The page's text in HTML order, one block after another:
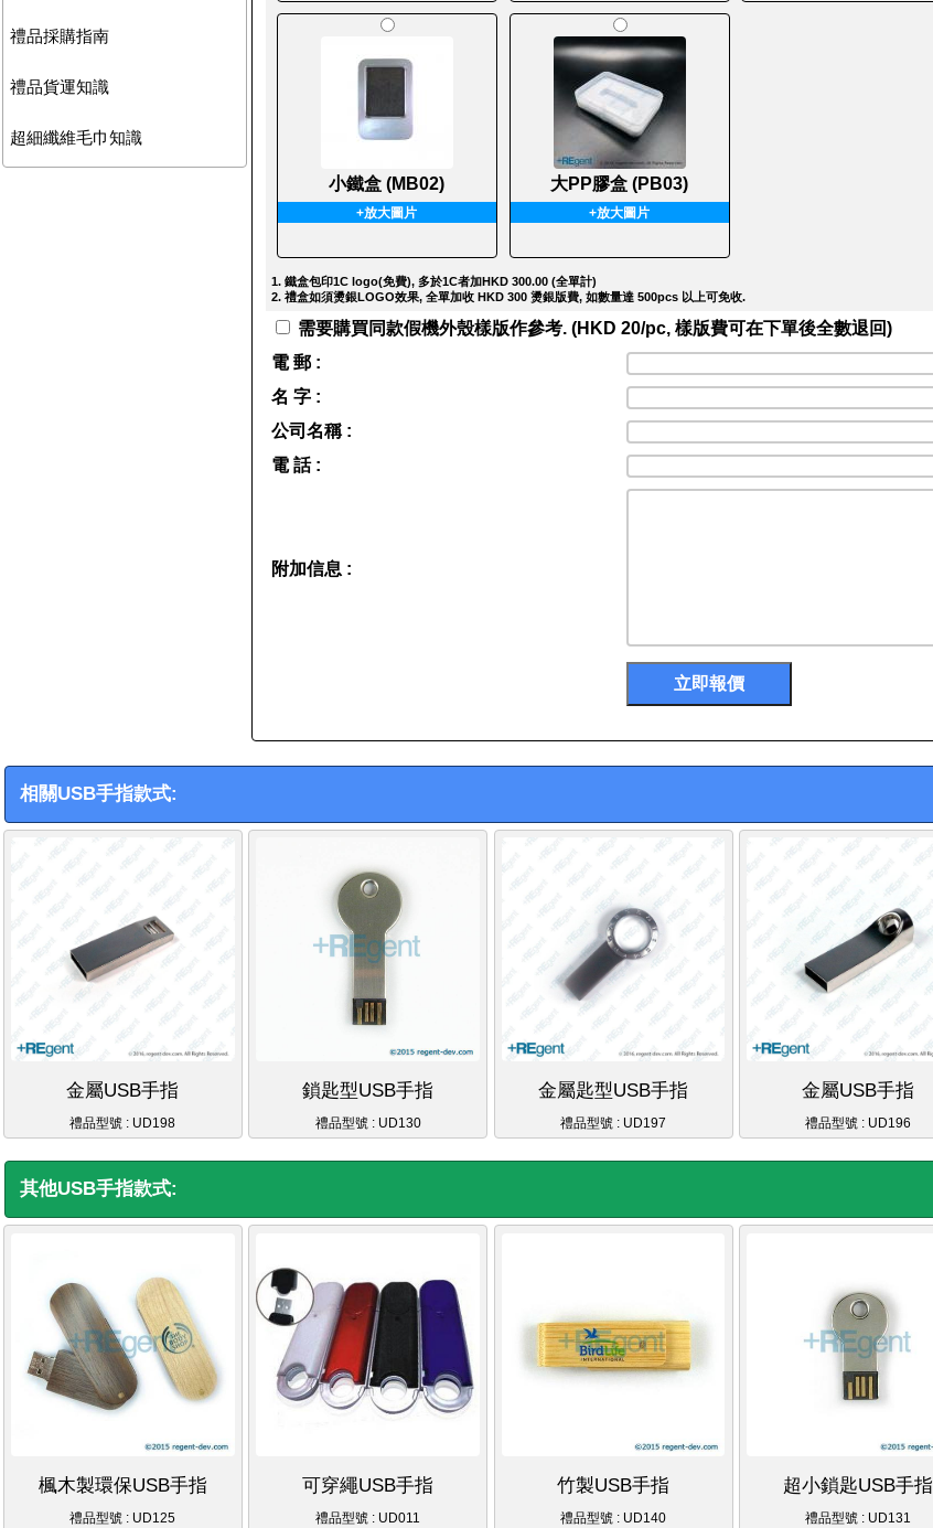
禮品採購指南
禮品貨運知識
超細纖維毛巾知識
小鐵盒 (MB02)
+放大圖片
大PP膠盒 (PB03)
+放大圖片
1. 鐵盒包印1C logo(免費), 多於1C者加HKD 300.00 (全單計)
2. 禮盒如須燙銀LOGO效果, 全單加收 HKD 300 燙銀版費, 如數量達 500pcs 以上可免收.
需要購買同款假機外殼樣版作參考. (HKD 20/pc, 樣版費可在下單後全數退回)
電 郵 :
名 字 :
公司名稱 :
電 話 :
附加信息 :
相關USB手指款式:
金屬USB手指
禮品型號 : UD198
鎖匙型USB手指
禮品型號 : UD130
金屬匙型USB手指
禮品型號 : UD197
金屬USB手指
禮品型號 : UD196
其他USB手指款式:
楓木製環保USB手指
禮品型號 : UD125
可穿繩USB手指
禮品型號 : UD011
竹製USB手指
禮品型號 : UD140
超小鎖匙USB手指
禮品型號 : UD131